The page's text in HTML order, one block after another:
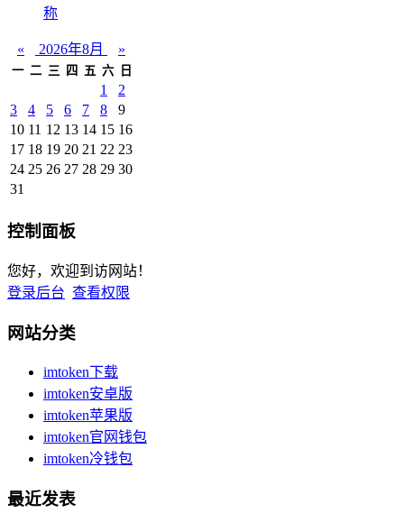
称
« 2026年8月 »
一 二 三 四 五 六 日
1
2
3
4 5 6 7 8
9
10 11 12 13 14 15 16
17 18 19 20 21 22 23
24 25 26 27 28 29 30
31
控制面板
您好，欢迎到访网站！
登录后台 查看权限
网站分类
imtoken下载
imtoken安卓版
imtoken苹果版
imtoken官网钱包
imtoken冷钱包
最近发表